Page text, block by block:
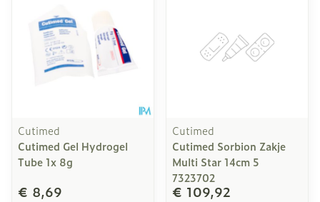
Cutimed
Cutimed Gel Hydrogel
Tube 1x 8g
€ 8,69
Cutimed
Cutimed Sorbion Zakje
Multi Star 14cm 5
7323702
€ 109,92